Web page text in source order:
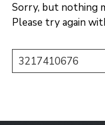
Sorry, but nothing
Please try again